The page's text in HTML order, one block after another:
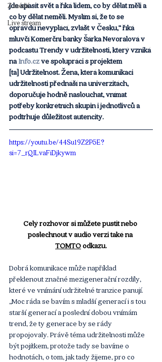
Z médií
Live stream
jde spasit svět a říká lidem, co by dělat měli a
co by dělat neměli. Myslím si, že to se
opravdu nevyplácí, zvlášť v Česku,“ říká
mluvčí Komerční banky Šárka Nevoralová v
podcastu Trendy v udržitelnosti, který vzniká
na Info.cz ve spolupráci s projektem
[ta] Udržitelnost. Žena, která komunikaci
udržitelnosti přednáší na univerzitách,
doporučuje hodně naslouchat, vnímat
potřeby konkrétních skupin i jednotlivců a
podtrhuje důležitost autencity.
https://youtu.be/44Su19Z2P5E?
si=7_rQILvaFiDjkywm
Celý rozhovor si můžete pustit nebo
poslechnout v audio verzi také na
TOMTO odkazu.
Dobrá komunikace může například
překlenout značné mezigenerační rozdíly,
které ve vnímání udržitelné tranzice panují.
„Moc ráda se bavím s mladší generací i s tou
starší generací a poslední dobou vnímám
trend, že ty generace by se rády
propojovaly. Právě téma udržitelnosti může
být pojítkem, protože tady se bavíme o
hodnotách, o tom, jak tady žijeme, pro co